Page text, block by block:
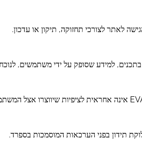
תידון בפני הערכאות המוסמכות בספרד.